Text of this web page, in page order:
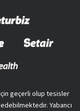
geçerli olup tesisler
Yabancı